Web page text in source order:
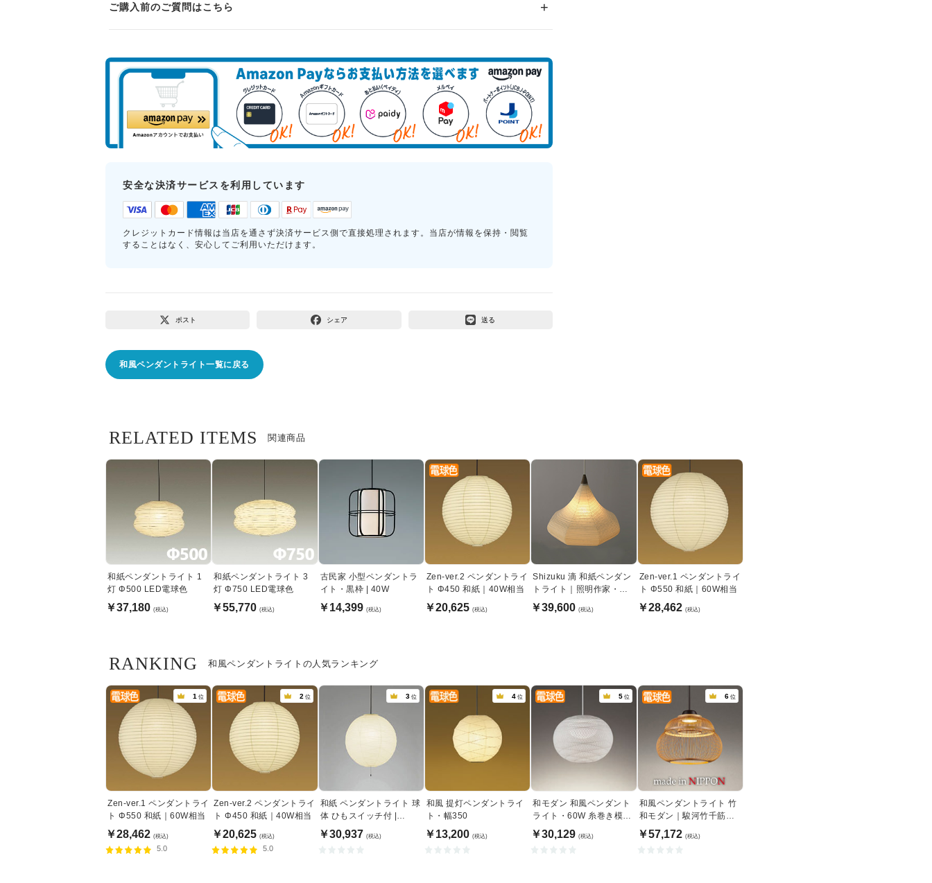
ご購入前のご質問はこちら
安全な決済サービスを利用しています
クレジットカード情報は当店を通さず決済サービス側で直接処理されます。当店が情報を保持・閲覧
することはなく、安心してご利用いただけます。
ポスト シェア 送る
和風ペンダントライト一覧に戻る
関連商品
RELATED ITEMS
和紙ペンダントライト 1
灯 Φ500 LED電球色
￥37,180 (税込)
和紙ペンダントライト 3
灯 Φ750 LED電球色
￥55,770 (税込)
古民家 小型ペンダントラ
イト・黒枠 | 40W
￥14,399 (税込)
Zen-ver.2 ペンダントライ
ト Φ450 和紙｜40W相当
￥20,625 (税込)
Shizuku 滴 和紙ペンダン
トライト｜照明作家・谷
俊幸
￥39,600 (税込)
Zen-ver.1 ペンダントライ
ト Φ550 和紙｜60W相当
￥28,462 (税込)
和風ペンダントライトの人気ランキング
RANKING
1 位
Zen-ver.1 ペンダントライ
ト Φ550 和紙｜60W相当
￥28,462 (税込)
5.0
2 位
Zen-ver.2 ペンダントライ
ト Φ450 和紙｜40W相当
￥20,625 (税込)
5.0
3 位
和紙 ペンダントライト 球
体 ひもスイッチ付 |
200W相当・黒コード
￥30,937 (税込)
4 位
和風 提灯ペンダントライ
ト・幅350
￥13,200 (税込)
5 位
和モダン 和風ペンダント
ライト・60W 糸巻き模様
｜傾斜天井対応
￥30,129 (税込)
6 位
和風ペンダントライト 竹
和モダン｜駿河竹千筋細
工
￥57,172 (税込)